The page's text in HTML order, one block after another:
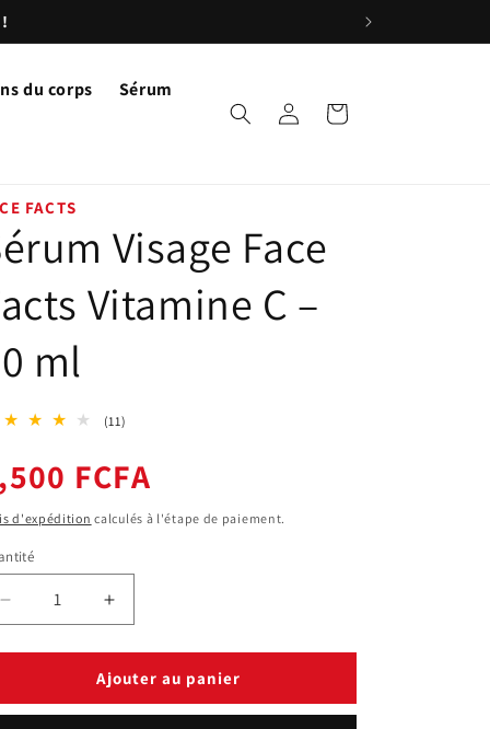
du corps Sérum
Connexion Panier
FACTS
Visage Face
Vitamine C –
ml
(11)
des
critiques
FCFA
d'expédition calculés à l'étape de paiement.
Réduire
la
quantité
Sérum
Augmenter
la
quantité
de
Sérum
Ajouter au panier